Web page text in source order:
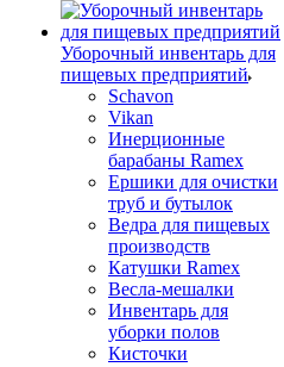
Уборочный инвентарь для
пищевых предприятий
Schavon
Vikan
Инерционные
барабаны Ramex
Ершики для очистки
труб и бутылок
Ведра для пищевых
производств
Катушки Ramex
Весла-мешалки
Инвентарь для
уборки полов
Кисточки